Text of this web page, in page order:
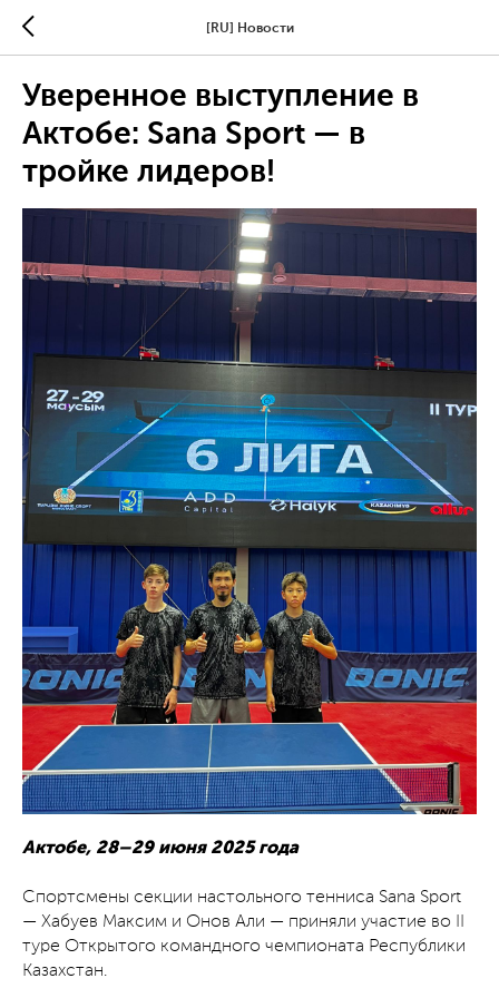
[RU] Новости
Уверенное выступление в
Актобе: Sana Sport — в
тройке лидеров!
Актобе, 28–29 июня 2025 года
Спортсмены секции настольного тенниса Sana Sport
— Хабуев Максим и Онов Али — приняли участие во II
туре Открытого командного чемпионата Республики
Казахстан.